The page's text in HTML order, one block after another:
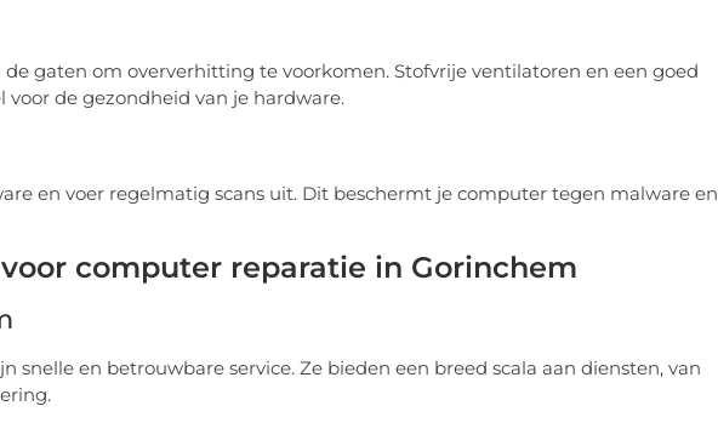
gaten om oververhitting te voorkomen. Stofvrije ventilatoren en een goed
de gezondheid van je hardware.
en voer regelmatig scans uit. Dit beschermt je computer tegen malware en
computer reparatie in Gorinchem
snelle en betrouwbare service. Ze bieden een breed scala aan diensten, van